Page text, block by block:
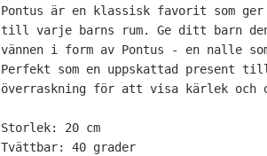
Pontus är en klassisk favorit som
till varje barns rum. Ge ditt barn
vännen i form av Pontus - en nalle
Perfekt som en uppskattad present
överraskning för att visa kärlek och
Storlek: 20 cm
Tvättbar: 40 grader